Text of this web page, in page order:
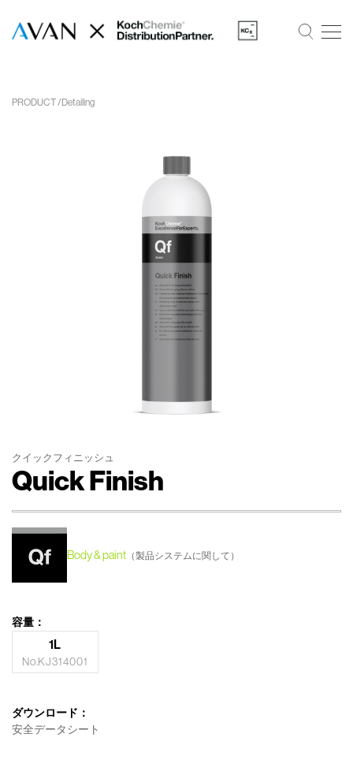
PRODUCT Detailing
クイックフィニッシュ
Quick Finish
Body & paint （製品システムに関して）
容量：
1L
No.KJ314001
ダウンロード：
安全データシート